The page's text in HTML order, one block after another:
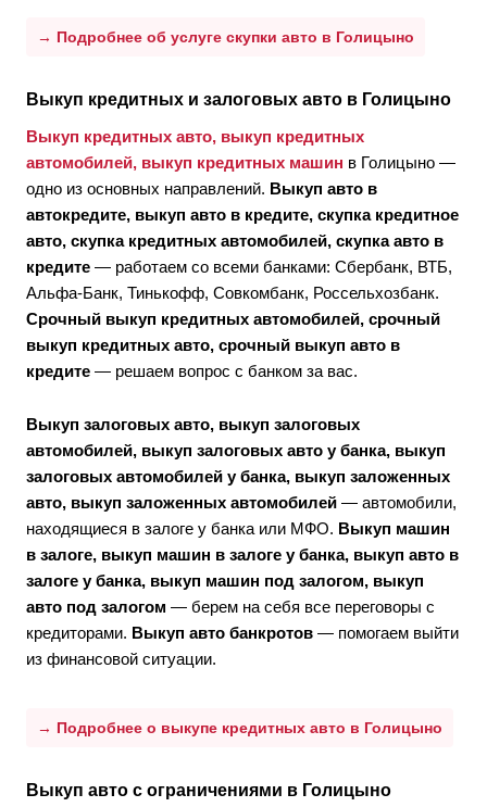
→ Подробнее об услуге скупки авто в Голицыно
Выкуп кредитных и залоговых авто в Голицыно
Выкуп кредитных авто, выкуп кредитных
автомобилей, выкуп кредитных машин в Голицыно —
одно из основных направлений. Выкуп авто в
автокредите, выкуп авто в кредите, скупка кредитное
авто, скупка кредитных автомобилей, скупка авто в
кредите — работаем со всеми банками: Сбербанк, ВТБ,
Альфа-Банк, Тинькофф, Совкомбанк, Россельхозбанк.
Срочный выкуп кредитных автомобилей, срочный
выкуп кредитных авто, срочный выкуп авто в
кредите — решаем вопрос с банком за вас.
Выкуп залоговых авто, выкуп залоговых
автомобилей, выкуп залоговых авто у банка, выкуп
залоговых автомобилей у банка, выкуп заложенных
авто, выкуп заложенных автомобилей — автомобили,
находящиеся в залоге у банка или МФО. Выкуп машин
в залоге, выкуп машин в залоге у банка, выкуп авто в
залоге у банка, выкуп машин под залогом, выкуп
авто под залогом — берем на себя все переговоры с
кредиторами. Выкуп авто банкротов — помогаем выйти
из финансовой ситуации.
→ Подробнее о выкупе кредитных авто в Голицыно
Выкуп авто с ограничениями в Голицыно